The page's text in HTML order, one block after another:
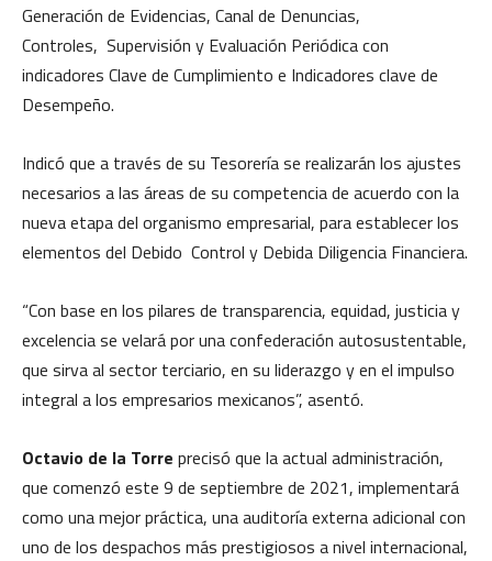
Generación de Evidencias, Canal de Denuncias,
Controles, Supervisión y Evaluación Periódica con
indicadores Clave de Cumplimiento e Indicadores clave de
Desempeño.
Indicó que a través de su Tesorería se realizarán los ajustes
necesarios a las áreas de su competencia de acuerdo con la
nueva etapa del organismo empresarial, para establecer los
elementos del Debido Control y Debida Diligencia Financiera.
“Con base en los pilares de transparencia, equidad, justicia y
excelencia se velará por una confederación autosustentable,
que sirva al sector terciario, en su liderazgo y en el impulso
integral a los empresarios mexicanos”, asentó.
Octavio de la Torre precisó que la actual administración,
que comenzó este 9 de septiembre de 2021, implementará
como una mejor práctica, una auditoría externa adicional con
uno de los despachos más prestigiosos a nivel internacional,